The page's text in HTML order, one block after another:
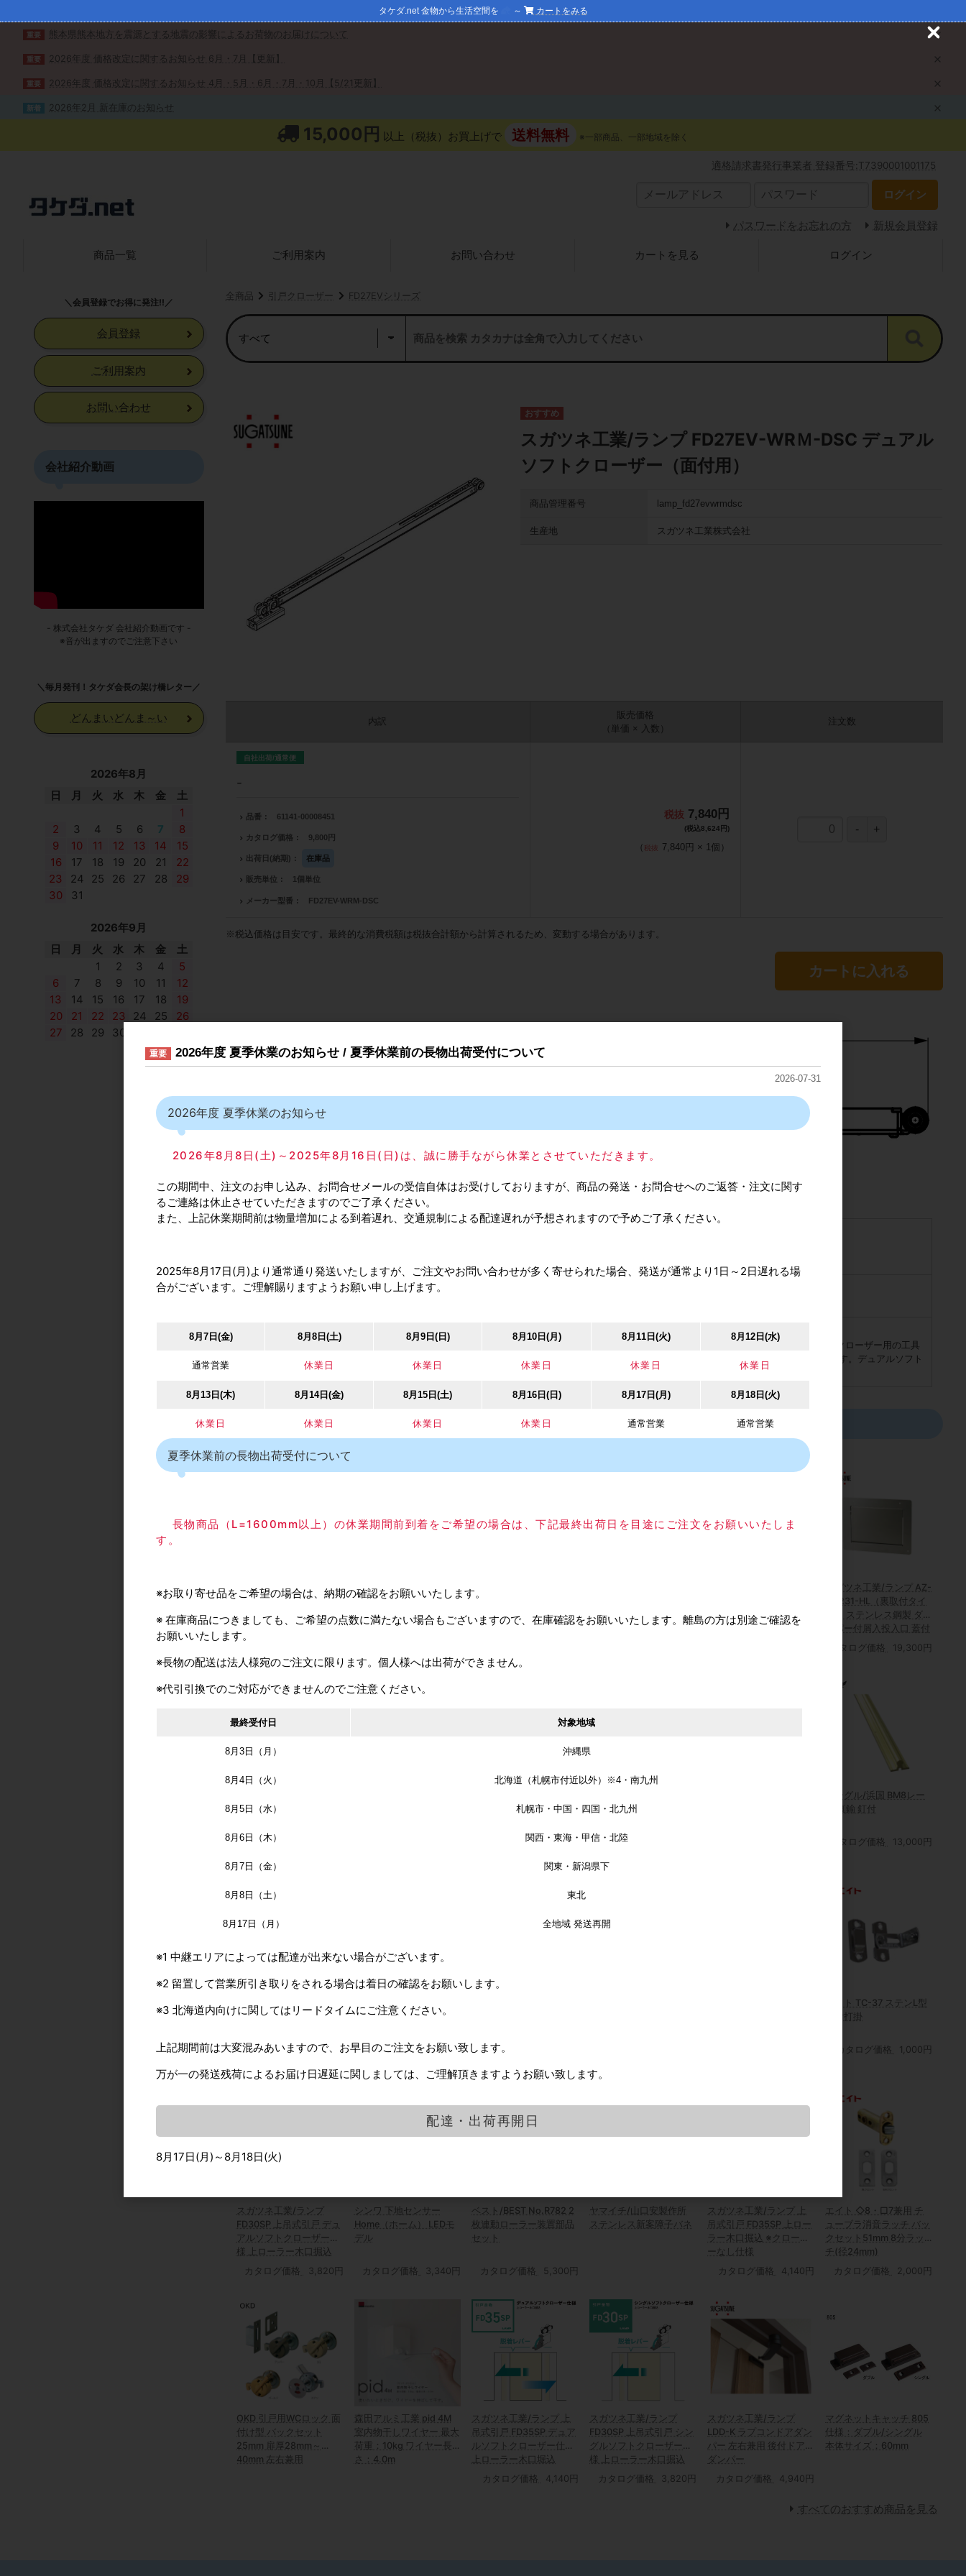
重要 熊本県熊本地方を震源とする地震の影響によるお荷物のお届けについて
重要 2026年度 価格改定に関するお知らせ 6月・7月【更新】
重要 2026年度 価格改定に関するお知らせ 4月・5月・6月・7月・10月【5/21更新】
新着 2026年2月 新在庫のお知らせ
タケダ.net 金物から生活空間を ～ カートをみる
15,000円 以上（税抜）お買上げで 送料無料 ※一部商品、一部地域を除く
適格請求書発行事業者 登録番号:T7390001001175
ログイン
パスワードをお忘れの方 新規会員登録
商品一覧 ご利用案内 お問い合わせ カートを見る ログイン
全商品 引戸クローザー FD27EVシリーズ
スガツネ工業/ランプ FD27EV-WRＭ-DSC デュアル
ソフトクローザー（面付用）
商品管理番号 lamp_fd27evwrmdsc
生産地 スガツネ工業株式会社
内訳
販売価格
（単価 × 入数）
注文数
自社出荷/通常便
-
品番 61141-00008451
カタログ価格 9,800円
出荷日(納期) 在庫品
販売単位 1個単位
メーカー型番 FD27EV-WRM-DSC
7,840円
(税込8,624円)
（ 7,840円 × 1個 ）
※税込価格は目安です。最終的な消費税額は税抜合計額から計算されるため、変動する場合があります。
カートに入れる
デュアルソフトクローザー（面付用）
面付タイプ。
ねじ：十字穴付皿タッピンねじ 4×40 3本
スパナ（面付用）※上ローラー、デュアルソフトクローザー用の工具
です。 扉の取り外し、上下の位置調整に使用します。デュアルソフト
クローザーに１ヶ付属。
おすすめ商品
ベスト/BEST No.463 フ
リクションステー ステン
レス鋼 左右一組
ライク/Rike PC空気孔
123D 細形ケース取替錠
ディンプルキー4本付
さ30m 1巻単位
スガツネ工業/ランプ AZ-
GD231-HL（裏取付タイ
プ） ステンレス鋼製 ダ
ンパー付屑入投入口 蓋付
カタログ価格
19,300円
ンガー ワイヤ径1.2mm
カタログ価格
シリーズ サムターンシリ
51mm 扉厚：28mm～
替用ドアクローザーS-
30kg
イーグル/浜国 BM8レー
ル 真鍮 釘付
カタログ価格 13,000円
TAKIYA/タキヤ Cタイプ
用ストップ 化粧材
カタログ価格 400円
TAKIYA/タキヤ C-5A ピ
クチャーレール
カタログ価格 2,400円
ア厚25～40mm
エイト TC-37 ステンL型
面付打掛
カタログ価格 1,000円
スガツネ工業/ランプ
FD30SP 上吊式引戸 デュ
アルソフトクローザー仕
様 上ローラー木口掘込
カタログ価格
3,820円
シンワ 下地センサー
Home（ホーム） LEDモ
デル
カタログ価格 3,340円
ベスト/BEST No.R782 2
枚連動ローラー装置部品
セット
カタログ価格 5,300円
ヤマイチ/山口安製作所
ステンレス新案障子バネ
スガツネ工業/ランプ 上
吊式引戸 FD35SP 上ロー
ラー木口掘込 ※クローザ
ーなし仕様
カタログ価格
4,140円
エイト ◇8・□7兼用 チ
ューブラ消音ラッチ バッ
クセット51mm 8分ラッ
チ(径24mm)
カタログ価格
2,000円
OKD 引戸用WCロック 面
付け型 バックセット
25mm 扉厚28mm～
40mm 左右兼用
森田アルミ工業 pid 4M
室内物干しワイヤー 最大
荷重：10kg ワイヤー長
さ：4.0m
スガツネ工業/ランプ 上
吊式引戸 FD35SP デュア
ルソフトクローザー仕様
上ローラー木口堀込
カタログ価格
4,140円
スガツネ工業/ランプ
FD30SP 上吊式引戸 シン
グルソフトクローザー仕
様 上ローラー木口掘込
カタログ価格
3,820円
スガツネ工業/ランプ
LDD-K ラプコンドアダン
パー 左右兼用 後付ドア
ダンパー
カタログ価格
4,940円
マグネットキャッチ 805
仕様：ダブル/シングル
本体サイズ：60mm
すべてのおすすめ商品を見る
＼会員登録でお得に発注!!／
会員登録
ご利用案内
お問い合わせ
会社紹介動画
- 株式会社タケダ 会社紹介動画です -
※音が出ますのでご注意下さい
＼毎月発刊！タケダ会長の架け橋レター／
どんまいどんま～い
2026年8月
日
月 火 水 木 金
土
1
2
3 4 5 6 7
8
9
10 11 12 13 14
15
16
17 18 19 20 21
22
23
24 25 26 27 28
29
30
31
2026年9月
日
月 火 水 木 金
土
1
2 3 4
5
6
7 8 9 10 11
12
13
14 15 16 17 18
19
20
21 22 23 24 25
26
27
28 29 30
重要 2026年度 夏季休業のお知らせ / 夏季休業前の長物出荷受付について
2026-07-31
2026年度 夏季休業のお知らせ
2026年8月8日(土)～2025年8月16日(日)は、誠に勝手ながら休業とさせていただきます。
この期間中、注文のお申し込み、お問合せメールの受信自体はお受けしておりますが、商品の発送・お問合せへのご返答・注文に関す
るご連絡は休止させていただきますのでご了承ください。
また、上記休業期間前は物量増加による到着遅れ、交通規制による配達遅れが予想されますので予めご了承ください。
2025年8月17日(月)より通常通り発送いたしますが、ご注文やお問い合わせが多く寄せられた場合、発送が通常より1日～2日遅れる場
合がございます。ご理解賜りますようお願い申し上げます。
8月7日(金) 8月8日(土) 8月9日(日) 8月10日(月) 8月11日(火) 8月12日(水)
通常営業 休業日 休業日 休業日 休業日 休業日
8月13日(木) 8月14日(金) 8月15日(土) 8月16日(日) 8月17日(月) 8月18日(火)
休業日 休業日 休業日 休業日 通常営業 通常営業
夏季休業前の長物出荷受付について
長物商品（L=1600mm以上）の休業期間前到着をご希望の場合は、下記最終出荷日を目途にご注文をお願いいたしま
す。
※お取り寄せ品をご希望の場合は、納期の確認をお願いいたします。
※ 在庫商品につきましても、ご希望の点数に満たない場合もございますので、在庫確認をお願いいたします。離島の方は別途ご確認を
お願いいたします。
※長物の配送は法人様宛のご注文に限ります。個人様へは出荷ができません。
※代引引換でのご対応ができませんのでご注意ください。
最終受付日 対象地域
8月3日（月） 沖縄県
8月4日（火） 北海道（札幌市付近以外）※4・南九州
8月5日（水） 札幌市・中国・四国・北九州
8月6日（木） 関西・東海・甲信・北陸
8月7日（金） 関東・新潟県下
8月8日（土） 東北
8月17日（月） 全地域 発送再開
※1 中継エリアによっては配達が出来ない場合がございます。
※2 留置して営業所引き取りをされる場合は着日の確認をお願いします。
※3 北海道内向けに関してはリードタイムにご注意ください。
上記期間前は大変混みあいますので、お早目のご注文をお願い致します。
万が一の発送残荷によるお届け日遅延に関しましては、ご理解頂きますようお願い致します。
配達・出荷再開日
8月17日(月)～8月18日(火)
C
o
e